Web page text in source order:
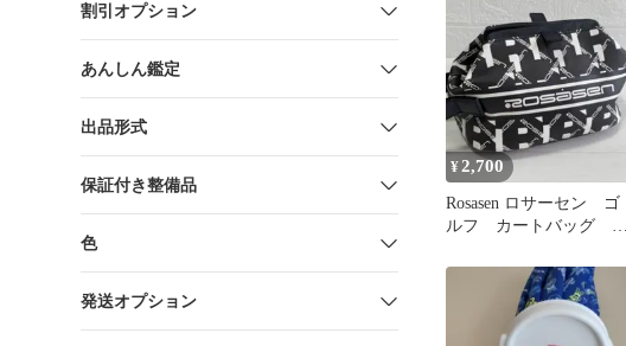
割引オプション
あんしん鑑定
出品形式
保証付き整備品
色
発送オプション
¥2,700
Rosasen ロサーセン ゴ
ルフ カートバッグ ネ
ネット